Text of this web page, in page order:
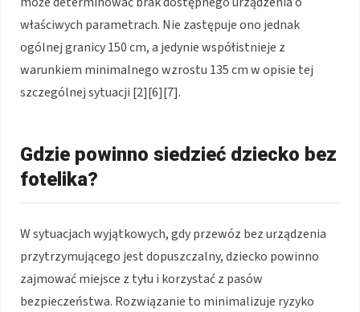
właściwych parametrach. Nie zastępuje ono jednak
ogólnej granicy 150 cm, a jedynie współistnieje z
warunkiem minimalnego wzrostu 135 cm w opisie tej
szczególnej sytuacji [2][6][7].
Gdzie powinno siedzieć dziecko bez
fotelika?
W sytuacjach wyjątkowych, gdy przewóz bez urządzenia
przytrzymującego jest dopuszczalny, dziecko powinno
zajmować miejsce z tyłu i korzystać z pasów
bezpieczeństwa. Rozwiązanie to minimalizuje ryzyko